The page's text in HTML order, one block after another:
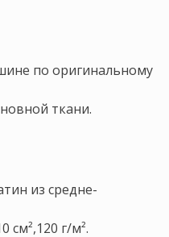
по оригинальному
ткани.
из средне-
см²,120 г/м².